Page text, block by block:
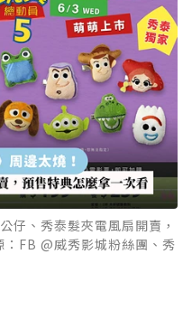
仔、秀泰髮夾電風扇開賣，
FB @威秀影城粉絲團、秀